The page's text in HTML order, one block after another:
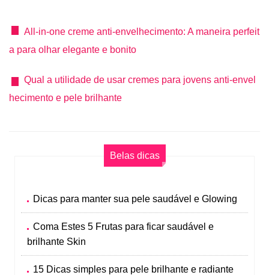
All-in-one creme anti-envelhecimento: A maneira perfeit
a para olhar elegante e bonito
Qual a utilidade de usar cremes para jovens anti-envel
hecimento e pele brilhante
Belas dicas
Dicas para manter sua pele saudável e Glowing
Coma Estes 5 Frutas para ficar saudável e
brilhante Skin
15 Dicas simples para pele brilhante e radiante